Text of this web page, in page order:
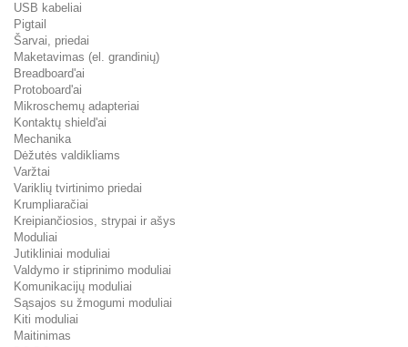
USB kabeliai
Pigtail
Šarvai, priedai
Maketavimas (el. grandinių)
Breadboard'ai
Protoboard'ai
Mikroschemų adapteriai
Kontaktų shield'ai
Mechanika
Dėžutės valdikliams
Varžtai
Variklių tvirtinimo priedai
Krumpliaračiai
Kreipiančiosios, strypai ir ašys
Moduliai
Jutikliniai moduliai
Valdymo ir stiprinimo moduliai
Komunikacijų moduliai
Sąsajos su žmogumi moduliai
Kiti moduliai
Maitinimas